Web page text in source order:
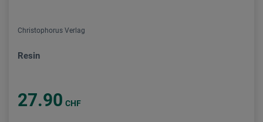
Christophorus Verlag
Resin
27.90 CHF